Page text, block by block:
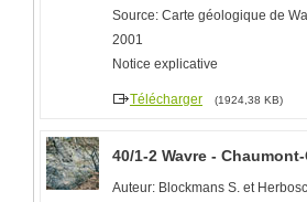
Source: Carte géologique de
2001
Notice explicative
Télécharger (1924,38 KB)
40/1-2 Wavre -
Auteur: Blockmans S. et